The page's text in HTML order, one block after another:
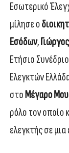
Εσωτερικό
μίλησε ο
Εσόδων,
Ετήσιο
Ελεγκτών
στο Μέγαρο
ρόλο τον οποίο
ελεγκτής σε